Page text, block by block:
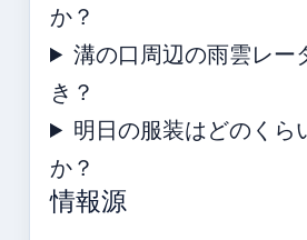
か？
溝の口周辺の雨雲レー
き？
明日の服装はどのくら
か？
情報源